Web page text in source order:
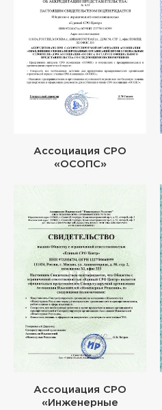
Ассоциация СРО
«ОСОПС»
Ассоциация СРО
«Инженерные